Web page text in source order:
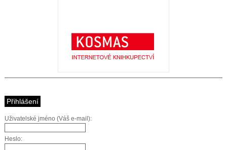
Přihlášení
Uživatelské jméno (Váš e-mail):
Heslo: